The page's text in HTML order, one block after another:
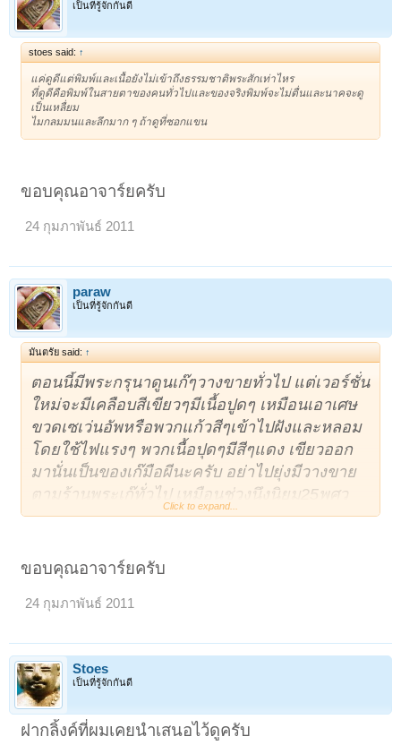
เป็นที่รู้จักกันดี
stoes said: ↑
แค่ดูดีแต่พิมพ์และเนื้อยังไม่เข้าถึงธรรมชาติพระสักเท่าไหร
ที่ดูดีคือพิมพ์ในสายตาของคนทั่วไปและของจริงพิมพ์จะไม่ตื่นและนาคจะดู
เป็นเหลื่ยม
ไมกลมมนและลึกมาก ๆ ถ้าดูที่ซอกแขน
ขอบคุณอาจาร์ยครับ
24 กุมภาพันธ์ 2011
paraw
เป็นที่รู้จักกันดี
มันตรัย said: ↑
ตอนนี้มีพระกรุนาดูนเก๊ๆวางขายทั่วไป แต่เวอร์ชั่น
ใหม่จะมีเคลือบสีเขียวๆมีเนื้อปูดๆ เหมือนเอาเศษ
ขวดเซเว่นอัพหรือพวกแก้วสีๆเข้าไปฝังและหลอม
โดยใช้ไฟแรงๆ พวกเนื้อปุดๆมีสีๆแดง เขียวออก
มานั่นเป็นของเก๊มือผีนะครับ อย่าไปยุ่งมีวางขาย
ตามร้านพระเก๊ทั่วไป เหมือนช่วงนึงนิยม25พศว
เนื้อปูดๆเป็นเม็ดแร่ออกมา นั่นเก๊ครับ ของแท้เขามี
เท่านั้น ผิวหนังตึงขอบไม่ล้ม
Click to expand...
ขอบคุณอาจาร์ยครับ
24 กุมภาพันธ์ 2011
Stoes
เป็นที่รู้จักกันดี
ฝากลิ้งค์ที่ผมเคยนำเสนอไว้ดูครับ